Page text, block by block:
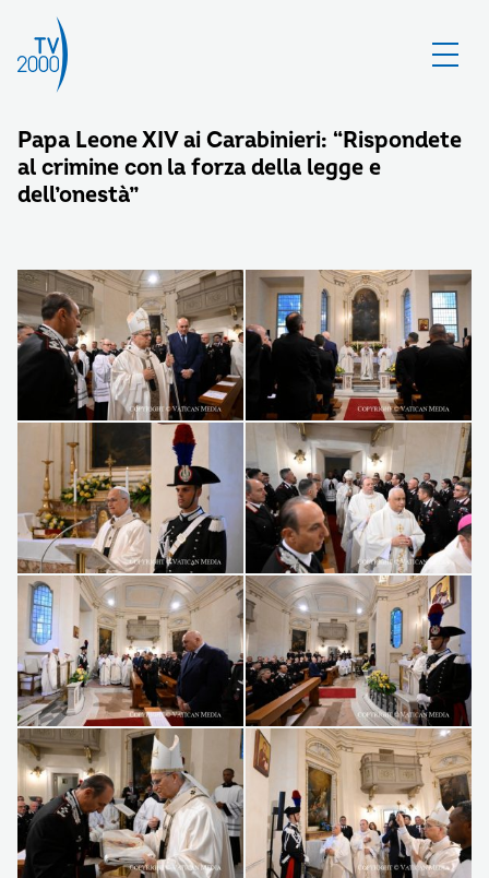
Papa Leone XIV ai Carabinieri: “Rispondete
al crimine con la forza della legge e
dell’onestà”